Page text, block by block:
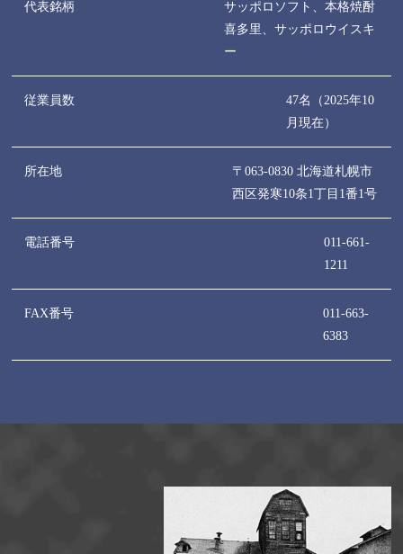
代表銘柄 サッポロソフト 、 本格焼酎
喜多里 、 サッポロウイスキ
ー
従業員数
47名（2025年10
月現在）
所在地
〒063-0830 北海道札幌市
西区発寒10条1丁目1番1号
電話番号
011-661-
1211
FAX番号
011-663-
6383